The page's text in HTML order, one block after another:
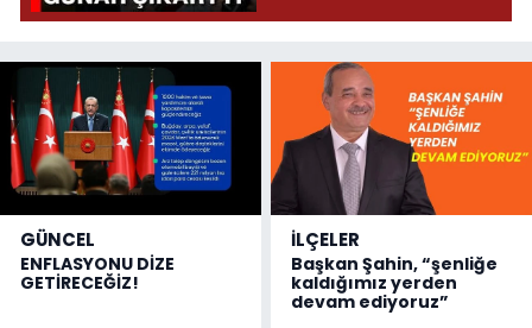
GÜNCEL
ENFLASYONU DİZE
GETİRECEĞİZ!
İLÇELER
Başkan Şahin, “şenliğe
kaldığımız yerden
devam ediyoruz”